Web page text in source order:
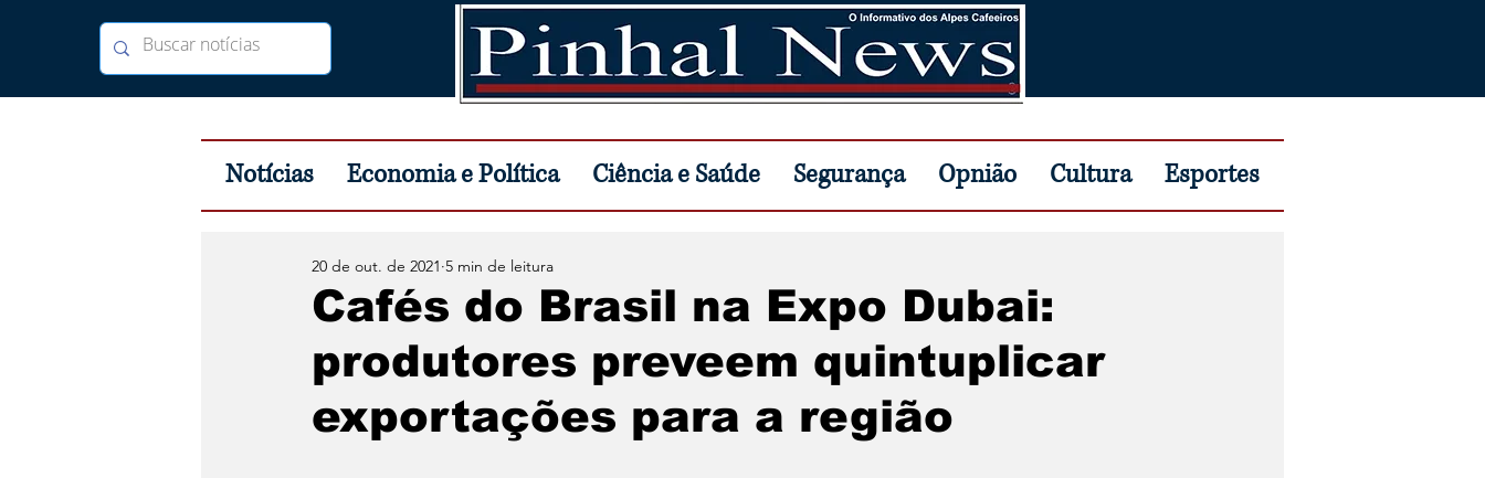
Notícias Economia e Política Ciência e Saúde Segurança Opnião Cultura Esportes
Cafés do Brasil na Expo Dubai:
produtores preveem quintuplicar
exportações para a região
20 de out. de 2021 5 min de leitura